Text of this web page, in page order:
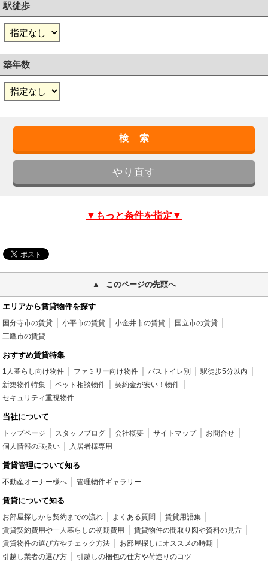
駅徒歩
築年数
▼もっと条件を指定▼
このページの先頭へ
エリアから賃貸物件を探す
国分寺市の賃貸 小平市の賃貸 小金井市の賃貸
国立市の賃貸
三鷹市の賃貸
おすすめ賃貸特集
1人暮らし向け物件 ファミリー向け物件 バストイレ別
駅徒歩5分以内
新築物件特集
ペット相談物件
契約金が安い！物件
セキュリティ重視物件
当社について
トップページ スタッフブログ 会社概要 サイトマップ
お問合せ
個人情報の取扱い
入居者様専用
賃貸管理について知る
不動産オーナー様へ 管理物件ギャラリー
賃貸について知る
お部屋探しから契約までの流れ よくある質問
賃貸用語集
賃貸契約費用や一人暮らしの初期費用
賃貸物件の間取り図や資料の見方
賃貸物件の選び方やチェック方法
お部屋探しにオススメの時期
引越し業者の選び方
引越しの梱包の仕方や荷造りのコツ